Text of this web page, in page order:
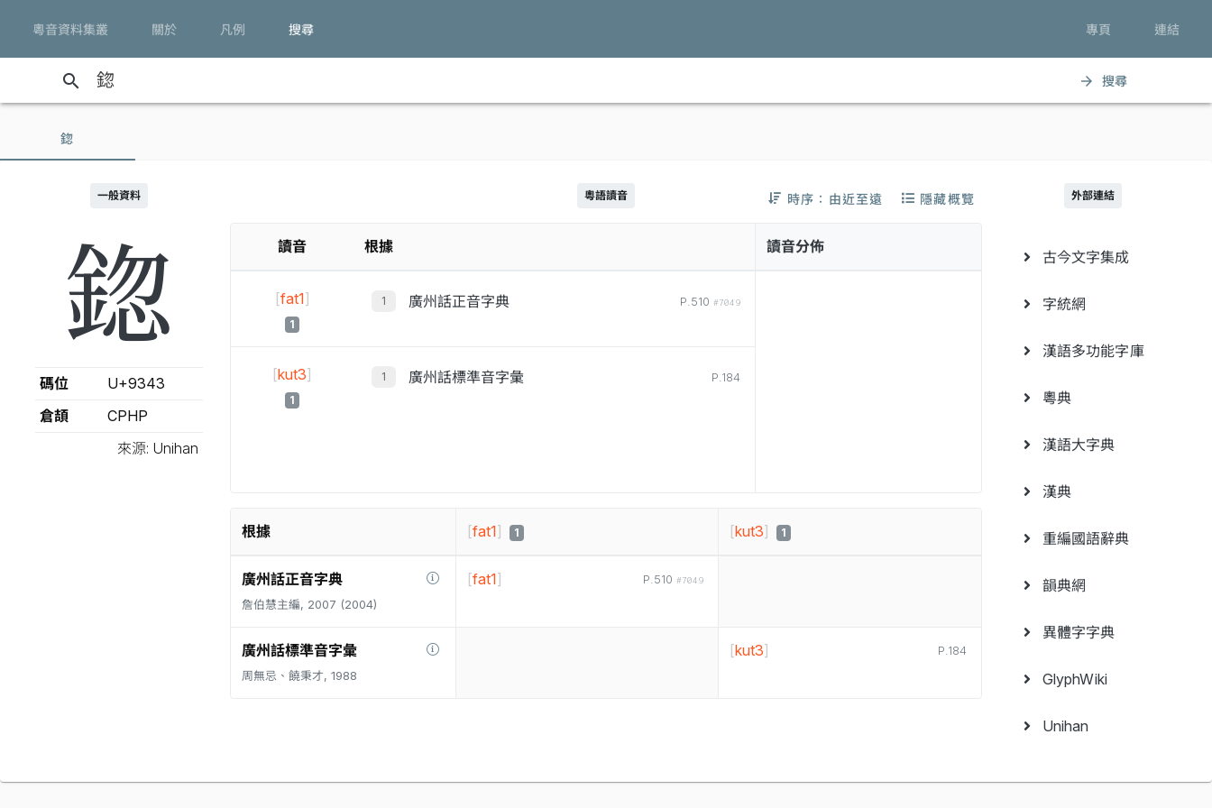
粵音資料集叢 關於 凡例 搜尋 專頁 連結
search arrow_forward 搜尋
鍃
一般資料
鍃
碼位
U+9343
倉頡
CPHP
來源: Unihan
粵語讀音 時序：由近至遠 隱藏概覽
讀音 根據
[fat1]
1
廣州話正音字典 P.510 #7049
[kut3]
1
廣州話標準音字彙 P.184
讀音分佈
根據 [fat1] 1 [kut3] 1
廣州話正音字典
詹伯慧主編, 2007 (2004)
P.510 #7049
[fat1]
廣州話標準音字彙
周無忌、饒秉才, 1988
P.184
[kut3]
外部連結
古今文字集成
字統網
漢語多功能字庫
粵典
漢語大字典
漢典
重編國語辭典
韻典網
異體字字典
GlyphWiki
Unihan